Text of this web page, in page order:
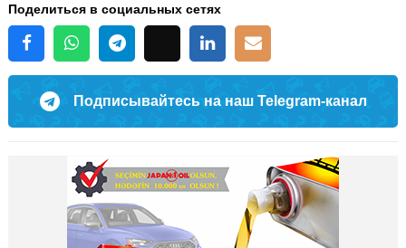
Поделиться в социальных сетях
Подписывайтесь на наш Telegram-канал